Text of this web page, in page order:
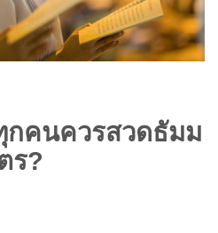
กคนควรสวดธัมม
ร?